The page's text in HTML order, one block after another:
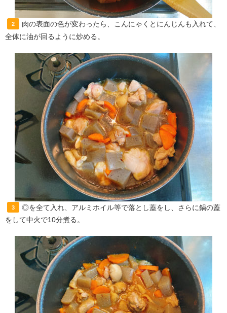
2
肉の表面の色が変わったら、こんにゃくとにんじんも入れて、
全体に油が回るように炒める。
3
◎を全て入れ、アルミホイル等で落とし蓋をし、さらに鍋の蓋
をして中火で10分煮る。